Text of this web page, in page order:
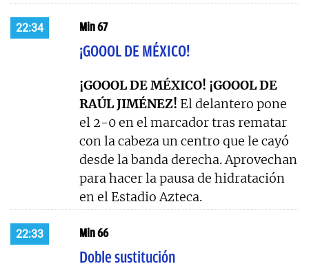
22:34 Min 67
¡GOOOL DE MÉXICO!
¡GOOOL DE MÉXICO! ¡GOOOL DE
RAÚL JIMÉNEZ! El delantero pone
el 2-0 en el marcador tras rematar
con la cabeza un centro que le cayó
desde la banda derecha. Aprovechan
para hacer la pausa de hidratación
en el Estadio Azteca.
22:33 Min 66
Doble sustitución